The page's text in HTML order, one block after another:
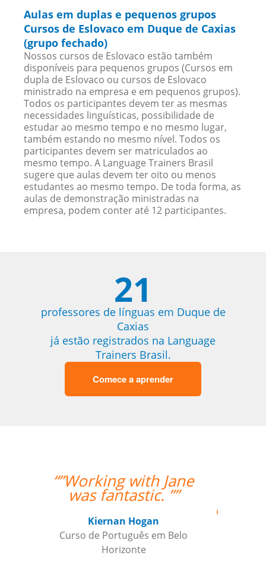
Aulas em duplas e pequenos grupos
Cursos de Eslovaco em Duque de Caxias
(grupo fechado)
Nossos cursos de Eslovaco estão também
disponíveis para pequenos grupos (Cursos em
dupla de Eslovaco ou cursos de Eslovaco
ministrado na empresa e em pequenos grupos).
Todos os participantes devem ter as mesmas
necessidades linguísticas, possibilidade de
estudar ao mesmo tempo e no mesmo lugar,
também estando no mesmo nível. Todos os
participantes devem ser matriculados ao
mesmo tempo. A Language Trainers Brasil
sugere que aulas devem ter oito ou menos
estudantes ao mesmo tempo. De toda forma, as
aulas de demonstração ministradas na
empresa, podem conter até 12 participantes.
21
professores de línguas em Duque de
Caxias
já estão registrados na Language
Trainers Brasil.
Comece a aprender
“”I was really happy
with the overall
an amazing teacher
and I made so much
progress with her.